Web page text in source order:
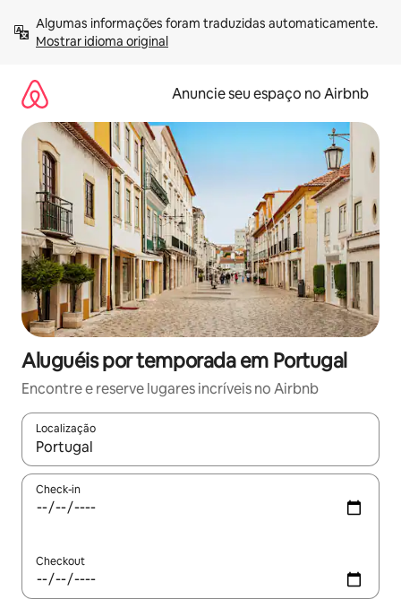
para
Mostrar idioma original
Anuncie seu espaço no Airbnb
Aluguéis por temporada em Portugal
Encontre e reserve lugares incríveis no Airbnb
Localização
Quando os resultados estiverem disponíveis, explore-os
Check-in
Checkout